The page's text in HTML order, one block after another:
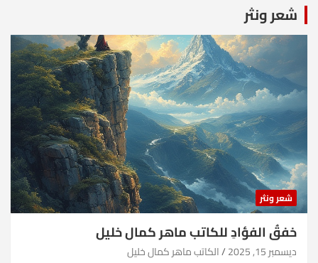
شعر ونثر
شعر ونثر
خفقُ الفؤادِ للكاتب ماهر كمال خليل
ديسمبر 15, 2025 الكاتب ماهر كمال خليل